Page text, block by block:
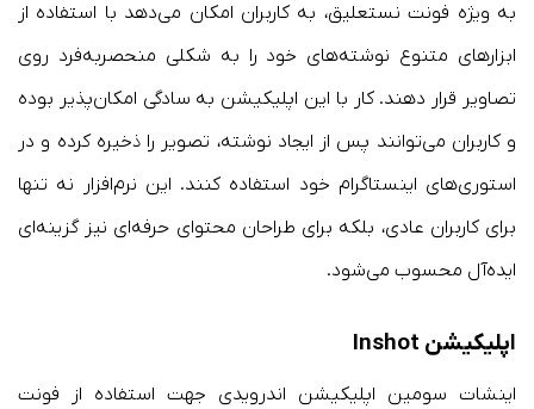
به ویژه فونت نستعلیق، به کاربران امکان می‌دهد با استفاده از
ابزارهای متنوع نوشته‌های خود را به شکلی منحصربه‌فرد روی
تصاویر قرار دهند. کار با این اپلیکیشن به سادگی امکان‌پذیر بوده
و کاربران می‌توانند پس از ایجاد نوشته، تصویر را ذخیره کرده و در
استوری‌های اینستاگرام خود استفاده کنند. این نرم‌افزار نه تنها
برای کاربران عادی، بلکه برای طراحان محتوای حرفه‌ای نیز گزینه‌ای
ایده‌آل محسوب می‌شود.
اپلیکیشن Inshot
اینشات سومین اپلیکیشن اندرویدی جهت استفاده از فونت